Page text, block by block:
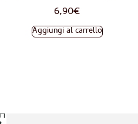
6,90€
Aggiungi al carrello